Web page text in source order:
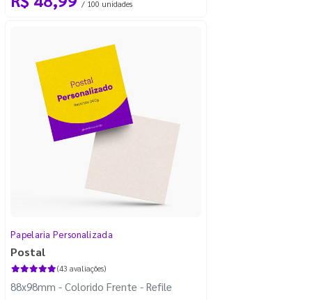
/ 100 unidades
Papelaria Personalizada
Postal
(43 avaliações)
88x98mm - Colorido Frente - Refile